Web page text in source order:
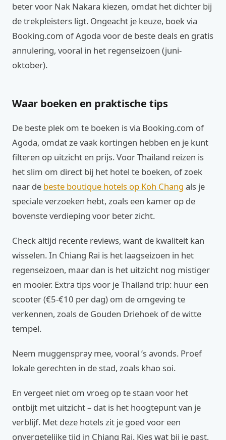
beter voor Nak Nakara kiezen, omdat het dichter bij
de trekpleisters ligt. Ongeacht je keuze, boek via
Booking.com of Agoda voor de beste deals en gratis
annulering, vooral in het regenseizoen (juni-
oktober).
Waar boeken en praktische tips
De beste plek om te boeken is via Booking.com of
Agoda, omdat ze vaak kortingen hebben en je kunt
filteren op uitzicht en prijs. Voor Thailand reizen is
het slim om direct bij het hotel te boeken, of zoek
naar de beste boutique hotels op Koh Chang als je
speciale verzoeken hebt, zoals een kamer op de
bovenste verdieping voor beter zicht.
Check altijd recente reviews, want de kwaliteit kan
wisselen. In Chiang Rai is het laagseizoen in het
regenseizoen, maar dan is het uitzicht nog mistiger
en mooier. Extra tips voor je Thailand trip: huur een
scooter (€5-€10 per dag) om de omgeving te
verkennen, zoals de Gouden Driehoek of de witte
tempel.
Neem muggenspray mee, vooral ’s avonds. Proef
lokale gerechten in de stad, zoals khao soi.
En vergeet niet om vroeg op te staan voor het
ontbijt met uitzicht – dat is het hoogtepunt van je
verblijf. Met deze hotels zit je goed voor een
onvergetelijke tijd in Chiang Rai. Kies wat bij je past,